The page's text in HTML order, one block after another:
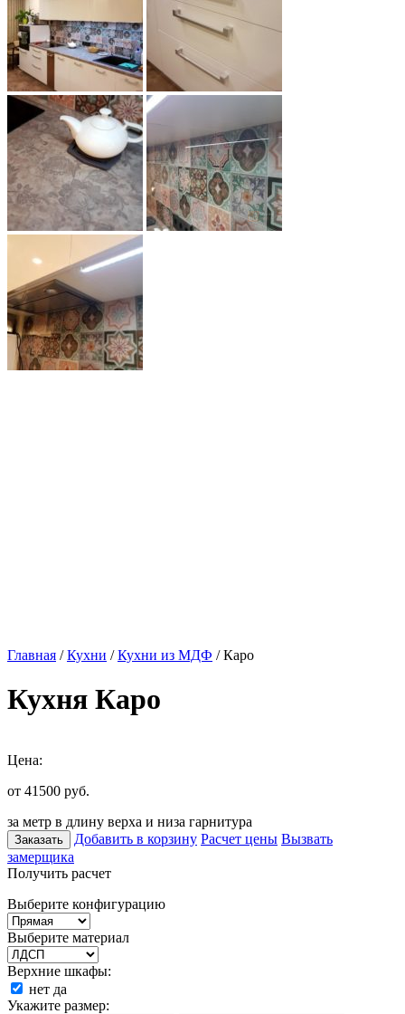
Главная /Кухни /Кухни из МДФ / Каро
Кухня Каро
Цена:
от 41500 руб.
за метр в длину верха и низа гарнитура
Заказать Добавить в корзину Расчет цены Вызвать
замерщика
Получить расчет
Выберите конфигурацию
Выберите материал
Верхние шкафы:
нет да
Укажите размер: